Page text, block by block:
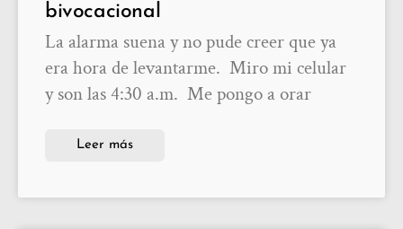
bivocacional
La alarma suena y no pude creer que ya
era hora de levantarme. Miro mi celular
y son las 4:30 a.m. Me pongo a orar
Leer más